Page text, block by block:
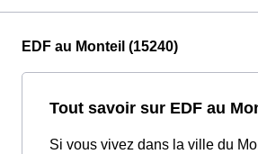
EDF au Monteil (15240)
Tout savoir sur EDF au
Si vous vivez dans la ville du